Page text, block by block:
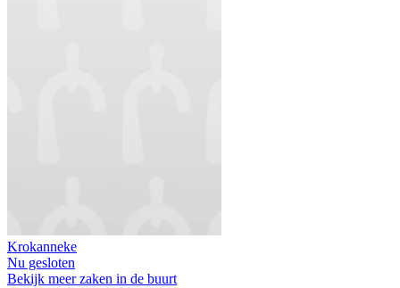
Krokanneke
Nu gesloten
Bekijk meer zaken in de buurt